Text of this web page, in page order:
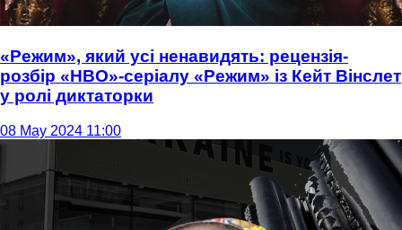
«Режим», який усі ненавидять: рецензія-
розбір «НВО»-серіалу «Режим» із Кейт Вінслет
у ролі диктаторки
08 May 2024 11:00